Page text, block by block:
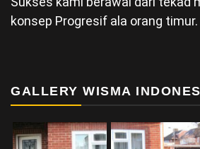
konsep Progresif ala orang timur.
GALLERY WISMA